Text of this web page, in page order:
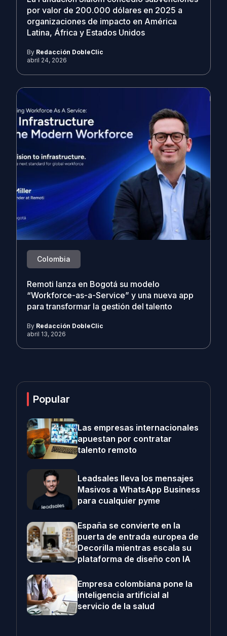
por valor de 200.000 dólares en 2025 a
organizaciones de impacto en América
Latina, África y Estados Unidos
By Redacción DobleClic
abril 24, 2026
Colombia
Remoti lanza en Bogotá su modelo
“Workforce-as-a-Service” y una nueva app
para transformar la gestión del talento
By Redacción DobleClic
abril 13, 2026
Popular
Las empresas internacionales
apuestan por contratar
talento remoto
Leadsales lleva los mensajes
Masivos a WhatsApp Business
para cualquier pyme
España se convierte en la
puerta de entrada europea de
Decorilla mientras escala su
plataforma de diseño con IA
Empresa colombiana pone la
inteligencia artificial al
servicio de la salud